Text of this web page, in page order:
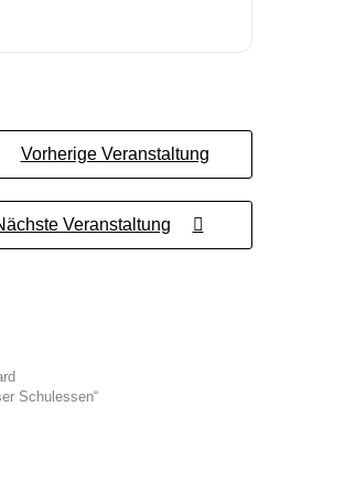
Vorherige Veranstaltung
Veranstaltung
Schulessen“